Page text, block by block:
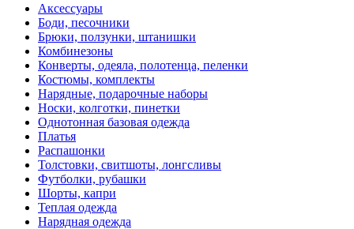
Аксессуары
Боди, песочники
Брюки, ползунки, штанишки
Комбинезоны
Конверты, одеяла, полотенца, пеленки
Костюмы, комплекты
Нарядные, подарочные наборы
Носки, колготки, пинетки
Однотонная базовая одежда
Платья
Распашонки
Толстовки, свитшоты, лонгсливы
Футболки, рубашки
Шорты, капри
Теплая одежда
Нарядная одежда